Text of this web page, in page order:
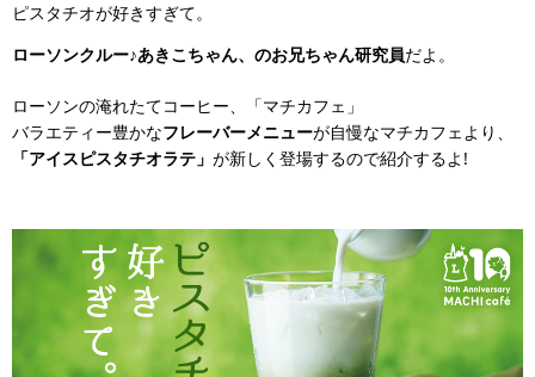
ピスタチオが好きすぎて。
ローソンクルー♪あきこちゃん、のお兄ちゃん研究員だよ。
ローソンの淹れたてコーヒー、「マチカフェ」
バラエティー豊かなフレーバーメニューが自慢なマチカフェより、
「アイスピスタチオラテ」 が新しく登場するので紹介するよ!